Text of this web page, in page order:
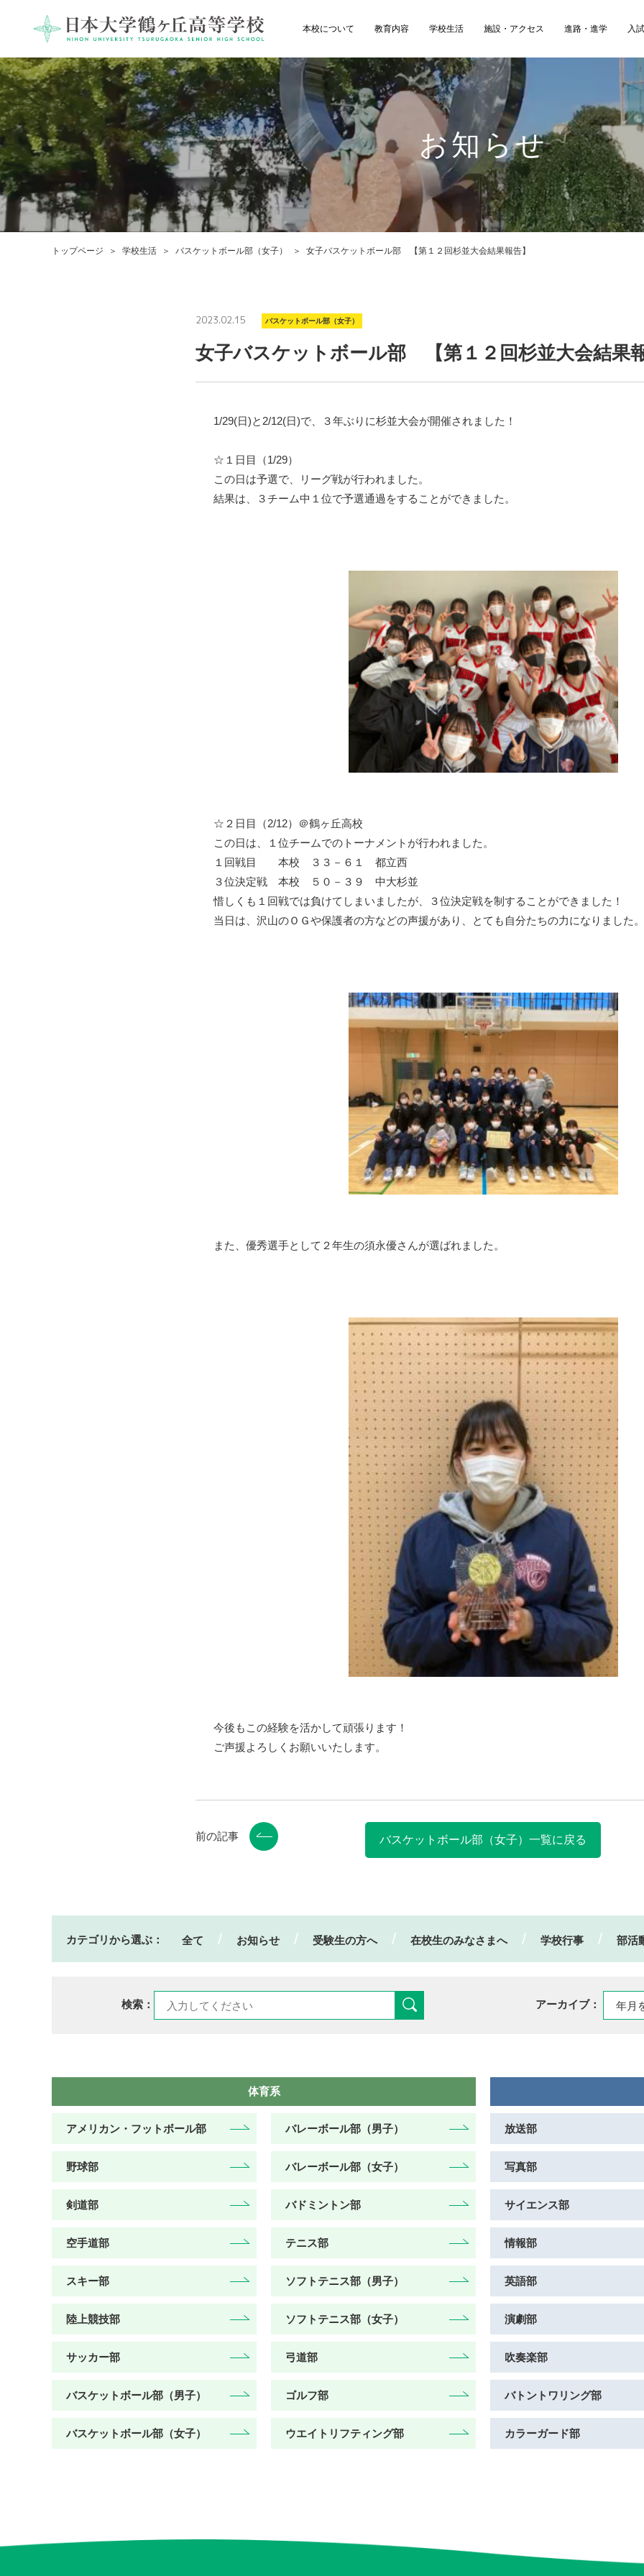
本校について 教育内容 学校生活 施設・アクセス 進路・進学 入
お知らせ
トップページ 学校生活 バスケットボール部（女子） 女子バスケットボール部 【第１２回杉並大会結果報告】
2023.02.15 バスケットボール部（女子）
女子バスケットボール部 【第１２回杉並大会結果
1/29(日)と2/12(日)で、 ３年ぶりに杉並大会が開催されました！
☆１日目（1/29）
この日は予選で、リーグ戦が行われました。
結果は、３チーム中１位で予選通過をすることができました。
☆２日目（2/12）＠鶴ヶ丘高校
この日は、１位チームでのトーナメントが行われました。
１回戦目 本校 ３３－６１ 都立西
３位決定戦 本校 ５０－３９ 中大杉並
惜しくも１回戦では負けてしまいましたが、
３位決定戦を制することができました！
当日は、沢山のＯＧや保護者の方などの声援があり、
とても自分たちの力になりました。
また、優秀選手として２年生の須永優さんが選ばれました。
今後もこの経験を活かして頑張ります！
ご声援よろしくお願いいたします。
前の記事 バスケットボール部（女子）一覧に戻る
カテゴリから選ぶ： 全て お知らせ 受験生の方へ 在校生のみなさまへ 学校行事 部活
検索： アーカイブ：
体育系
アメリカン・フットボール部
野球部
剣道部
空手道部
スキー部
陸上競技部
サッカー部
バスケットボール部（男子）
バスケットボール部（女子）
バレーボール部（男子）
バレーボール部（女子）
バドミントン部
テニス部
ソフトテニス部（男子）
ソフトテニス部（女子）
弓道部
ゴルフ部
ウエイトリフティング部
放送部
写真部
サイエンス部
情報部
英語部
演劇部
吹奏楽部
バトントワリング部
カラーガード部